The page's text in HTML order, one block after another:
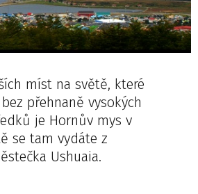
míst na světě, které
přehnaně vysokých
je Hornův mys v
se tam vydáte z
Ushuaia.